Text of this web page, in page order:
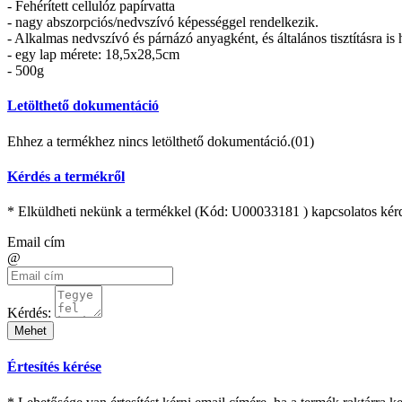
- Fehérített cellulóz papírvatta
- nagy abszorpciós/nedvszívó képességgel rendelkezik.
- Alkalmas nedvszívó és párnázó anyagként, és általános tisztításra is
- egy lap mérete: 18,5x28,5cm
- 500g
Letölthető dokumentáció
Ehhez a termékhez nincs letölthető dokumentáció.(01)
Kérdés a termékről
* Elküldheti nekünk a termékkel (Kód: U00033181 ) kapcsolatos
Email cím
@
Kérdés:
Mehet
Értesítés kérése